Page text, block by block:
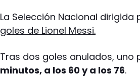
La Selección Nacional dirigida
goles de Lionel Messi.
Tras dos goles anulados, uno
minutos, a los 60 y a los 76.